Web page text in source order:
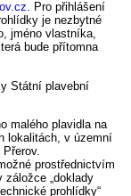
. Pro přihlášení
je nezbytné
jméno vlastníka,
bude přítomna
Státní plavební
malého plavidla na
lokalitách, v územní
prostřednictvím
„doklady
prohlídky“